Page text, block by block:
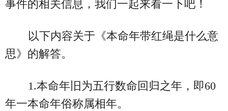
事件的相关信息，我们一起来看一下吧！
以下内容关于《本命年带红绳是什么意
思》的解答。
1.本命年旧为五行数命回归之年，即60
年一本命年俗称属相年。